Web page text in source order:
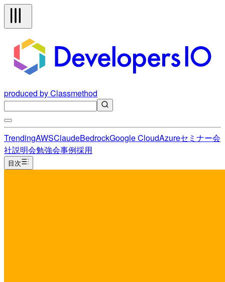
produced by Classmethod
TrendingAWSClaudeBedrockGoogle CloudAzureセミナー会
社説明会勉強会事例採用
目次